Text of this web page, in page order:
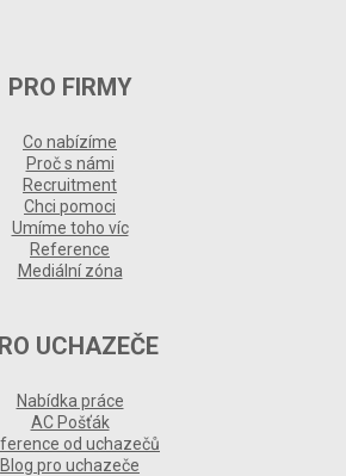
PRO FIRMY
Co nabízíme
Proč s námi
Recruitment
Chci pomoci
Umíme toho víc
Reference
Mediální zóna
UCHAZEČE
Nabídka práce
AC Pošťák
od uchazečů
Blog pro uchazeče